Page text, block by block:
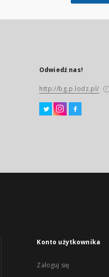
Odwiedź nas!
http://bg.p.lodz.pl/
Konto użytkownika
Zaloguj się